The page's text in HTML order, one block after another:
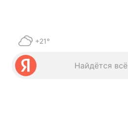
+21°
Найдётся всё